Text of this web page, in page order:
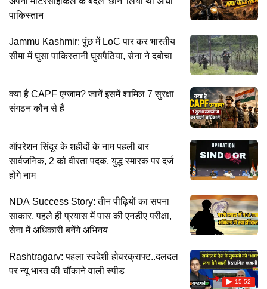
पाकिस्तान
Jammu Kashmir: पुंछ में LoC पार कर भारतीय
सीमा में घुसा पाकिस्तानी घुसपैठिया, सेना ने दबोचा
क्या है CAPF एग्जाम? जानें इसमें शामिल 7 सुरक्षा
संगठन कौन से हैं
ऑपरेशन सिंदूर के शहीदों के नाम पहली बार
सार्वजनिक, 2 को वीरता पदक, युद्ध स्मारक पर दर्ज
होंगे नाम
NDA Success Story: तीन पीढ़ियों का सपना
साकार, पहले ही प्रयास में पास की एनडीए परीक्षा,
सेना में अधिकारी बनेंगे अभिनय
15:52
Rashtragarv: पहला स्वदेशी होवरक्राफ्ट..दलदल
पर न्यू भारत की चौंकाने वाली स्पीड